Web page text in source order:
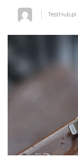
TestHub.pl